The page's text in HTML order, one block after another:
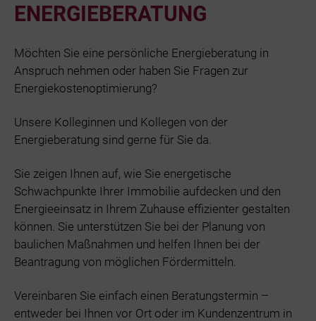
ENERGIEBERATUNG
Möchten Sie eine persönliche Energieberatung in
Anspruch nehmen oder haben Sie Fragen zur
Energiekostenoptimierung?
Unsere Kolleginnen und Kollegen von der
Energieberatung sind gerne für Sie da.
Sie zeigen Ihnen auf, wie Sie energetische
Schwachpunkte Ihrer Immobilie aufdecken und den
Energieeinsatz in Ihrem Zuhause effizienter gestalten
können. Sie unterstützen Sie bei der Planung von
baulichen Maßnahmen und helfen Ihnen bei der
Beantragung von möglichen Fördermitteln.
Vereinbaren Sie einfach einen Beratungstermin –
entweder bei Ihnen vor Ort oder im Kundenzentrum in